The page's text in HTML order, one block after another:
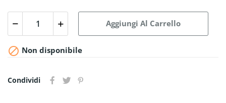
Aggiungi Al Carrello
 Non disponibile
Condividi